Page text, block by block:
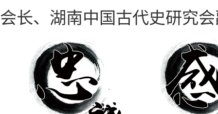
会长、湖南中国古代史研究